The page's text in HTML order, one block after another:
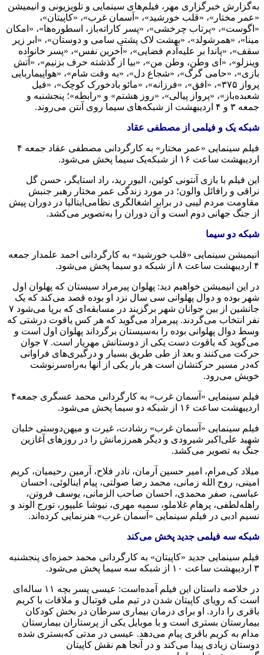
به‌گزارش خبرگزاری مهر، فیلم‌های سینمایی و تلویزیونی و انیمیشن
«عمر مختار»، «قلب خورشید»، «آسمان غرب»، «کاپیتان»،
«اگوست»، «پرتاب چرخشی»، «پسر کاراته‌باز، اسطوره‌ها»، «امکان
مینا»، «همرشولد»، «بهشت لاک پشتی سامی‌ و دوستان»، «ابر زیر
سقف»، «پاندا بر علیه‌آدم فضایی»، «آخرین نفس»، «پسر خانواده‌
وینزلو»، «ای وطن، وطن من»، «بیا از گذشته‌ حرف بزنیم»، «آتش
بازی»، «حامی‌ گرگ»، «شجاع دل»، «به‌ وقت شام»، «هواپیماربایی
پرواز ۳۷۵»، «افق»، «فرزانه»، «مائو بادخورک کوچک»، «فیل
شعبده‌باز»، «پرواز پیالی»، «روز هشتم» و «رابطه»؛ پنجشنبه‌ و
جمعه‌ ۳ و ۴ اردیبهشت ‌از شبکه‌های سیما روی آنتن می‌روند.
شبکه‌ یک و فیلمی از مصطفی عقاد
فیلم سینمایی «عمر مختار» به‌ کارگردانی مصطفی عقاد جمعه‌ ۴
اردیبهشت ‌ساعت ۱۶ از شبکه‌یک سیما پخش می‌شود.
این فیلم با بازی آنتونی کوئین، الیور رید، راد استایگر، حسن گل
نراقی و رافائل والون؛ در مورد زندگی عمر مختار رهبر جنبش
مقاومت مردم لیبی در برابر اشغالگری نظامی‌ایتالیا در دوران پیش
از جنگ جهانی دوم است و آن دوران را به‌تصویر می‌کشد.
شبکه‌ دو سیما
انیمیشن سینمایی «قلب خورشید» به‌ کارگردانی احمد علمدار جمعه‌
۴ اردیبهشت ‌ساعت ۸ از شبکه‌ دو سیما پخش می‌شود.
در این انیمیشن خواهیم دید: پهلوان پیرمراد سیستان که‌ پهلوان اول
شهر بوده‌ و دوال پهلوانی سی سال نزد او بوده‌ قصد می‌کند که‌ یک
جانشین از بین جوانان شهر برگزیند در مسابقه‌ای که‌ برپا می‌شود ۷
نفر انتخاب می‌گردند. پیرمراد می‌گوید که‌ هر کس یاقوت درشتی که‌
وسط دوال پهلوانی بوده را به‌سیستان برگرداند پهلوان اول است و
می‌گوید که‌ یاقوت دست یکی از دوستانش مهریار است. ۷ جوان
حرکت می‌کنند و بعد از طی طریق بسیار و درگیری‌های فراوانی
که‌در مسیر حرکتشان است هر بار یکی از آنها به‌راه‌سرنوشت
خویش می‌رود.
فیلم سینمایی «آسمان غرب» به‌ کارگردانی محمد عسگری جمعه‌۴
اردیبهشت ‌ساعت ۱۶ از شبکه‌ دو سیما پخش می‌شود.
فیلم سینمایی «آسمان غرب» رشادت، غیرت و میهن‌دوستی خلبان
شهید علی‌اکبر شیرودی و دیگر همرزمانش را در روزهای آغازین
جنگ به‌ تصویر می‌کشد.
میلاد کی‌مرام، امیر حسین آرمان، نادر فلاح، آرمین رحیمیان، کریم
امینی، روح الله‌ زمانی، محمد رضا صولتی، پیام اینالوئی، احسان
عباسی، صفر محمدی، احسان صاحب الزمانی، یوسف فروتن،
راهله‌لطفی، پرهام غلاملو، سمیه‌ مهری، نیوشا علیپور، تورج الوند و
نسیم ادبی در فیلم سینمایی «آسمان غرب» هنرنمایی کرده‌اند.
شبکه‌ سه‌ فیلمی جدید پخش می‌کند
فیلم سینمایی جدید «کاپیتان» به‌ کارگردانی محمد حمزه‌ای پنجشنبه‌
۳ اردیبهشت ‌ساعت ۱۰ از شبکه‌ سه‌ سیما پخش می‌شود.
در خلاصه‌ داستان این فیلم آمده‌است: عیسی پسر بچه‌ ۱۱ ساله‌ای
است که‌ رویای کاپیتان شدن در تیم ملی فوتبال و ملاقات با کریم
باقری را دارد. او برای درمان بیماری سرطان در بخش کودکان
بیمارستان بستری است و با موبایل یکی از پرستاران بیمارستان
مدام به‌ کریم باقری پیام می‌دهد. عیسی در مدتی که‌بستری شده‌
دوستان زیادی پیدا می‌کند و در آنجا هم نقش کاپیتان